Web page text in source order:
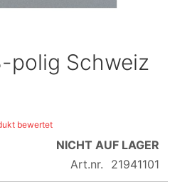
polig Schweiz
bewertet
NICHT AUF LAGER
Art.nr.
21941101